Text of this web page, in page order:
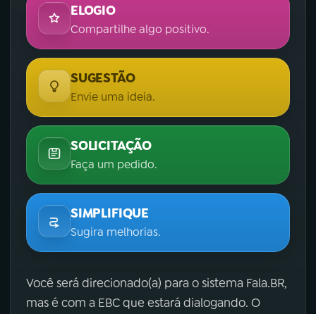
ELOGIO
Compartilhe algo positivo.
SUGESTÃO
Envie uma ideia.
SOLICITAÇÃO
Faça um pedido.
SIMPLIFIQUE
Sugira melhorias.
Você será direcionado(a) para o sistema Fala.BR,
mas é com a EBC que estará dialogando. O